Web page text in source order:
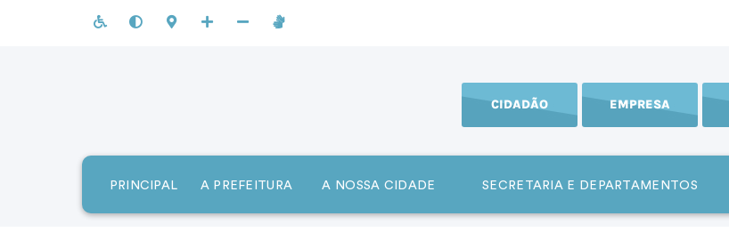
CIDADÃO EMPRESA
PRINCIPAL A PREFEITURA A NOSSA CIDADE SECRETARIA E DEPARTAMENTOS